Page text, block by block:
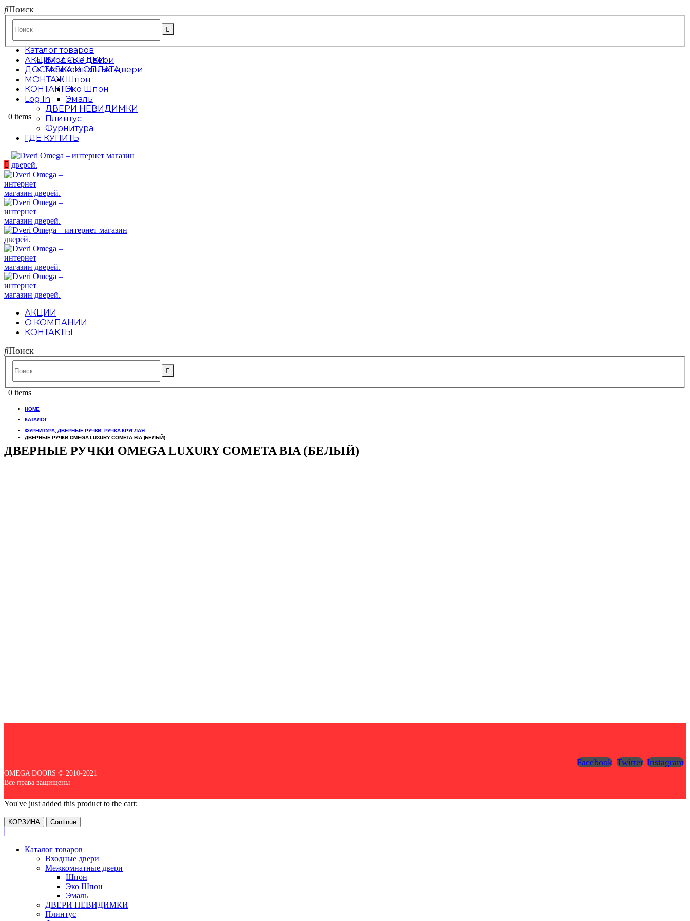
Поиск
АКЦИИ И СКИДКИ
ДОСТАВКА И ОПЛАТА
МОНТАЖ
КОНТАКТЫ
Log In
0 items
Каталог товаров
Входные двери
Межкомнатные двери
Шпон
Эко Шпон
Эмаль
ДВЕРИ НЕВИДИМКИ
Плинтус
Фурнитура
ГДЕ КУПИТЬ
АКЦИИ
О КОМПАНИИ
КОНТАКТЫ
Поиск
0 items
HOME
КАТАЛОГ
ФУРНИТУРА,ДВЕРНЫЕ РУЧКИ РУЧКА КРУГЛАЯ
ДВЕРНЫЕ РУЧКИ OMEGA LUXURY COMETA BIA (БЕЛЫЙ)
ДВЕРНЫЕ РУЧКИ OMEGA LUXURY COMETA BIA (БЕЛЫЙ)
Facebook Twitter Instagram
OMEGA DOORS © 2010-2021
Все права защищены
You've just added this product to the cart:
КОРЗИНА Continue
Каталог товаров
Входные двери
Межкомнатные двери
Шпон
Эко Шпон
Эмаль
ДВЕРИ НЕВИДИМКИ
Плинтус